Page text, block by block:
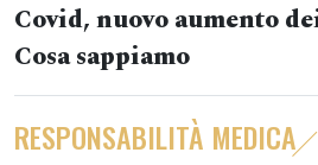
Covid, nuovo aumento
Cosa sappiamo
RESPONSABILITÀ MEDICA